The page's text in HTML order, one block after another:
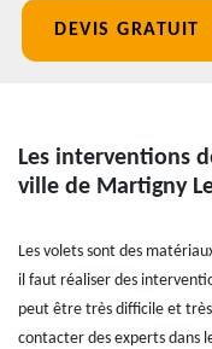
DEVIS GRATUIT
Les interventions
ville de Martigny
Les volets sont des
il faut réaliser des
peut être très difficile et
contacter des experts dans